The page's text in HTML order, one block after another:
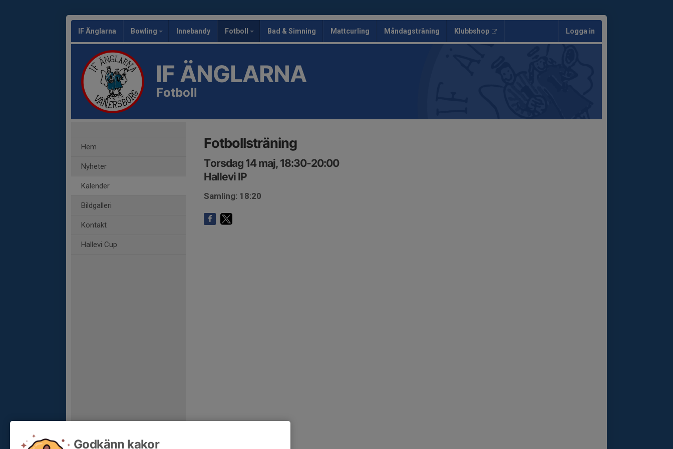
IF Änglarna Bowling Innebandy Fotboll Bad & Simning Mattcurling Måndagsträning Klubbshop Logga in
IF ÄNGLARNA
Fotboll
Hem
Nyheter
Kalender
Bildgalleri
Kontakt
Hallevi Cup
Fotbollsträning
Torsdag 14 maj, 18:30-20:00
Hallevi IP
Samling: 18:20
Godkänn kakor